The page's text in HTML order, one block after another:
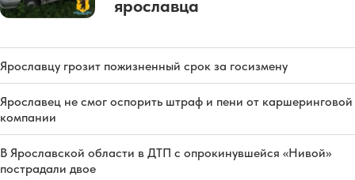
ярославца
Ярославцу грозит пожизненный срок за госизмену
Ярославец не смог оспорить штраф и пени от каршеринговой
компании
В Ярославской области в ДТП с опрокинувшейся «Нивой»
пострадали двое